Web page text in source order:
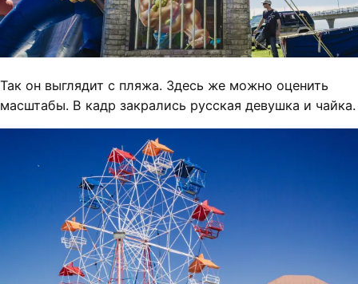
Так он выглядит с пляжа. Здесь же можно оценить
масштабы. В кадр закрались русская девушка и чайка.